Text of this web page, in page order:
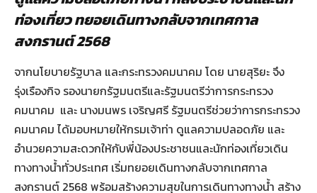
ท่องเที่ยว ทยอยเดินทางกลับจากเทศกาล
สงกรานต์ 2568
จากนโยบายรัฐบาล และกระทรวงคมนาคม โดย นายสุริยะ จึง
รุ่งเรืองกิจ รองนายกรัฐมนตรีและรัฐมนตรีว่าการกระทรวง
คมนาคม และ นางมนพร เจริญศรี รัฐมนตรีช่วยว่าการกระทรวง
คมนาคม ได้มอบหมายให้กรมเจ้าท่า ดูแลความปลอดภัย และ
อำนวยความสะดวกให้กับพี่น้องประชาชนและนักท่องเที่ยวเดิน
ทางทางน้ำทั่วประเทศ เริ่มทยอยเดินทางกลับจากเทศกาล
สงกรานต์ 2568 พร้อมสร้างความสุขในการเดินทางทางน้ำ สร้าง